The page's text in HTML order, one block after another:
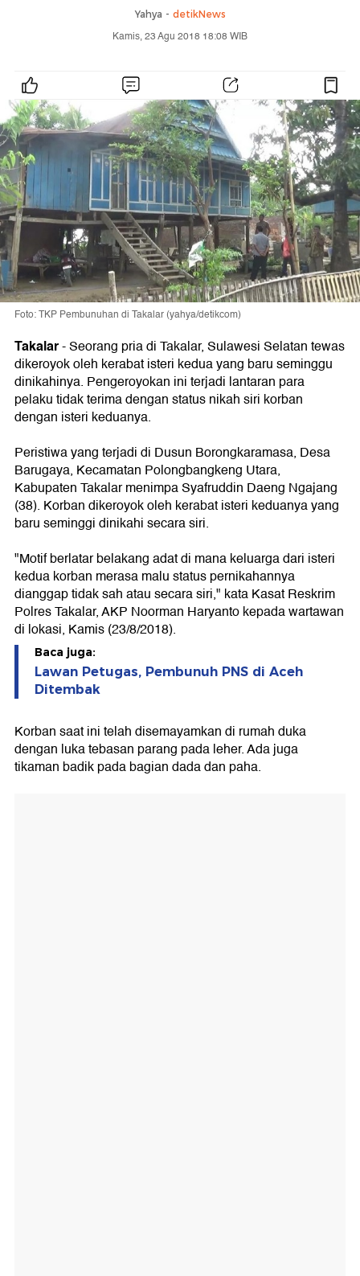
Yahya - detikNews
Kamis, 23 Agu 2018 18:08 WIB
Foto: TKP Pembunuhan di Takalar (yahya/detikcom)
Takalar-Seorang pria di Takalar, Sulawesi Selatan tewas
dikeroyok oleh kerabat isteri kedua yang baru seminggu
dinikahinya. Pengeroyokan ini terjadi lantaran para
pelaku tidak terima dengan status nikah siri korban
dengan isteri keduanya.
Peristiwa yang terjadi di Dusun Borongkaramasa, Desa
Barugaya, Kecamatan Polongbangkeng Utara,
Kabupaten Takalar menimpa Syafruddin Daeng Ngajang
(38). Korban dikeroyok oleh kerabat isteri keduanya yang
baru seminggi dinikahi secara siri.
"Motif berlatar belakang adat di mana keluarga dari isteri
kedua korban merasa malu status pernikahannya
dianggap tidak sah atau secara siri," kata Kasat Reskrim
Polres Takalar, AKP Noorman Haryanto kepada wartawan
di lokasi, Kamis (23/8/2018).
Baca juga:
Lawan Petugas, Pembunuh PNS di Aceh
Ditembak
Korban saat ini telah disemayamkan di rumah duka
dengan luka tebasan parang pada leher. Ada juga
tikaman badik pada bagian dada dan paha.